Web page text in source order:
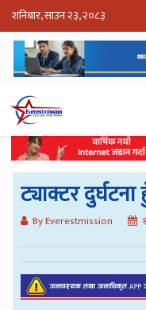
शनिबार, साउन २३, २०८३
ट्याक्टर
By Everestmission